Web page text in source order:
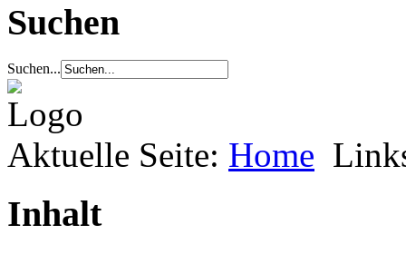
Suchen
Suchen...
Aktuelle Seite: Home
Inhalt